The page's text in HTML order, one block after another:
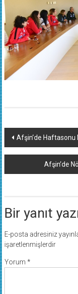
Yazı
dolaşımı
Afşin’de Haftasonu
Afşin’de
Bir yanıt
E-posta adresiniz
işaretlenmişlerdir
Yorum *